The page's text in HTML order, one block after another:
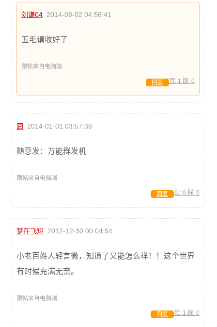
刘谦04 2014-08-02 04:56:41
五毛请收好了
跟帖来自电脑端
顶: 1 踩: 0
回复
囧 2014-01-01 03:57:38
随意发：万能群发机
跟帖来自电脑端
顶: 0 踩: 0
回复
梦在飞翔 2012-12-30 00:04:54
小老百姓人轻言微，知道了又能怎么样！！这个世界
有时候充满无奈。
跟帖来自电脑端
顶: 1 踩: 0
回复